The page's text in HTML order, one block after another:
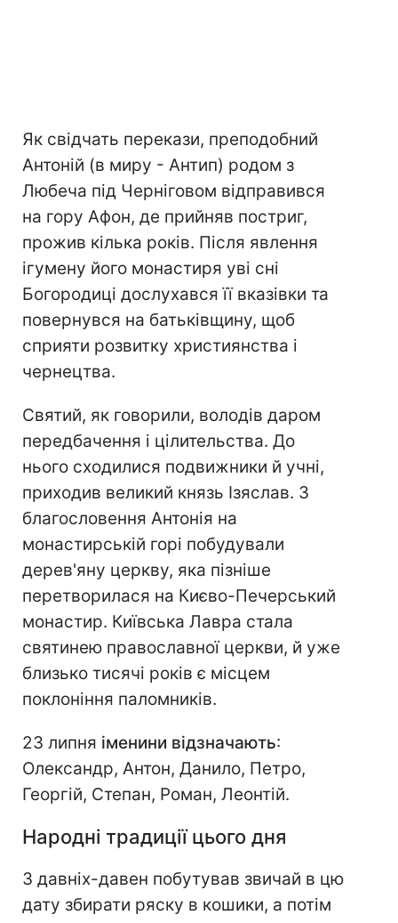
Як свідчать перекази, преподобний
Антоній (в миру - Антип) родом з
Любеча під Черніговом відправився
на гору Афон, де прийняв постриг,
прожив кілька років. Після явлення
ігумену його монастиря уві сні
Богородиці дослухався її вказівки та
повернувся на батьківщину, щоб
сприяти розвитку християнства і
чернецтва.
Святий, як говорили, володів даром
передбачення і цілительства. До
нього сходилися подвижники й учні,
приходив великий князь Ізяслав. З
благословення Антонія на
монастирській горі побудували
дерев'яну церкву, яка пізніше
перетворилася на Києво-Печерський
монастир. Київська Лавра стала
святинею православної церкви, й уже
близько тисячі років є місцем
поклоніння паломників.
23 липня іменини відзначають:
Олександр, Антон, Данило, Петро,
Георгій, Степан, Роман, Леонтій.
Народні традиції цього дня
З давніх-давен побутував звичай в цю
дату збирати ряску в кошики, а потім